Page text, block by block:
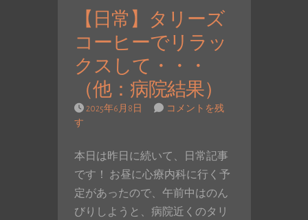
【日常】タリーズ
コーヒーでリラッ
クスして・・・
（他：病院結果）
2025年6月8日
コメントを残
す
本日は昨日に続いて、日常記事
です！ お昼に心療内科に行く予
定があったので、午前中はのん
びりしようと、病院近くのタリ